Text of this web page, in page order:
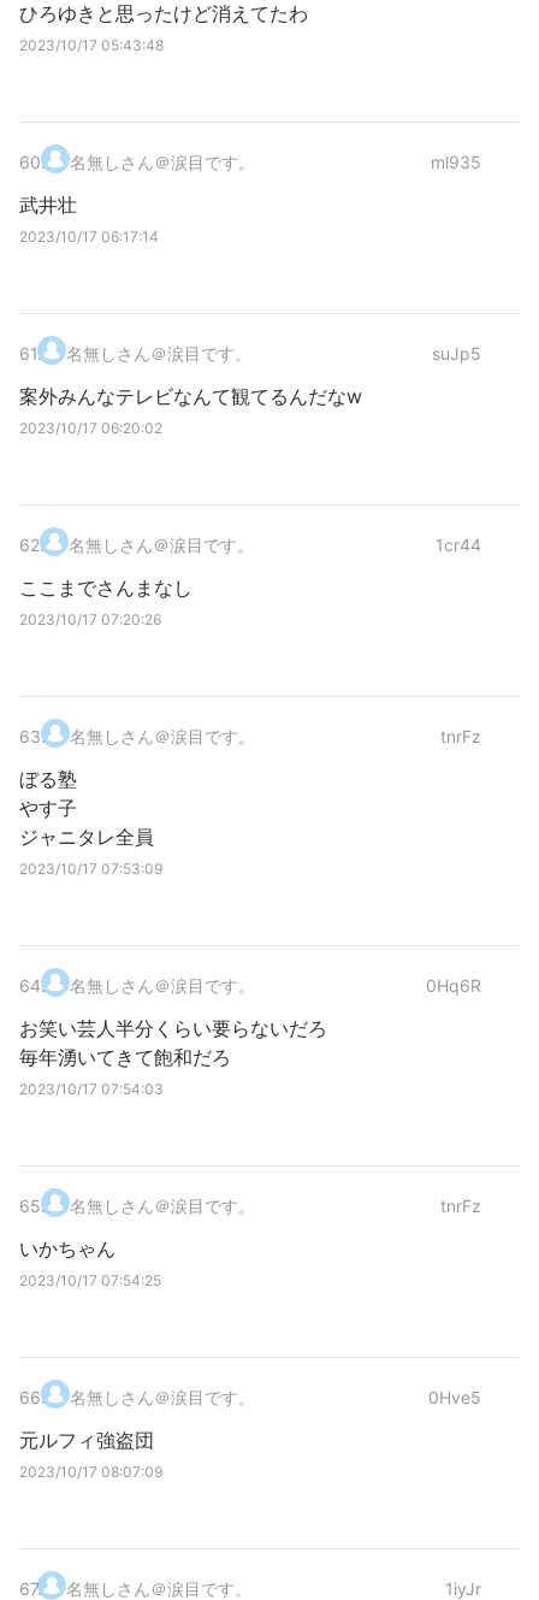
ひろゆきと思ったけど消えてたわ
2023/10/17 05:43:48
60. 名無しさん＠涙目です。 ml935
武井壮
2023/10/17 06:17:14
61. 名無しさん＠涙目です。 suJp5
案外みんなテレビなんて観てるんだなw
2023/10/17 06:20:02
62. 名無しさん＠涙目です。 1cr44
ここまでさんまなし
2023/10/17 07:20:26
63. 名無しさん＠涙目です。 tnrFz
ぼる塾
やす子
ジャニタレ全員
2023/10/17 07:53:09
64. 名無しさん＠涙目です。 0Hq6R
お笑い芸人半分くらい要らないだろ
毎年湧いてきて飽和だろ
2023/10/17 07:54:03
65. 名無しさん＠涙目です。 tnrFz
いかちゃん
2023/10/17 07:54:25
66. 名無しさん＠涙目です。 0Hve5
元ルフィ強盗団
2023/10/17 08:07:09
67. 名無しさん＠涙目です。 1iyJr